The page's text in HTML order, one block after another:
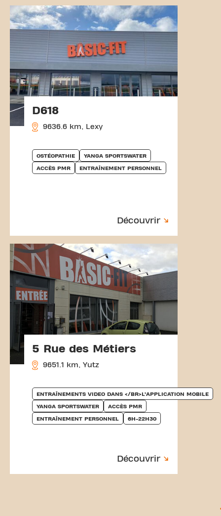
D618
9636.6 km, Lexy
OSTÉOPATHIE YANGA SPORTSWATER
ACCÈS PMR ENTRAÎNEMENT PERSONNEL
Découvrir
5 Rue des Métiers
9651.1 km, Yutz
ENTRAÎNEMENTS VIDEO DANS </BR>L’APPLICATION MOBILE
YANGA SPORTSWATER ACCÈS PMR
ENTRAÎNEMENT PERSONNEL 6H-22H30
Découvrir